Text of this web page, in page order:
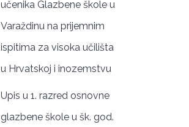
učenika Glazbene škole u
Varaždinu na prijemnim
ispitima za visoka učilišta
u Hrvatskoj i inozemstvu
Upis u 1. razred osnovne
glazbene škole u šk. god.